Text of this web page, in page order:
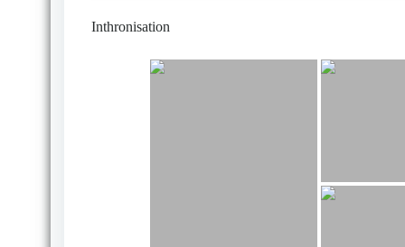
Inthronisation